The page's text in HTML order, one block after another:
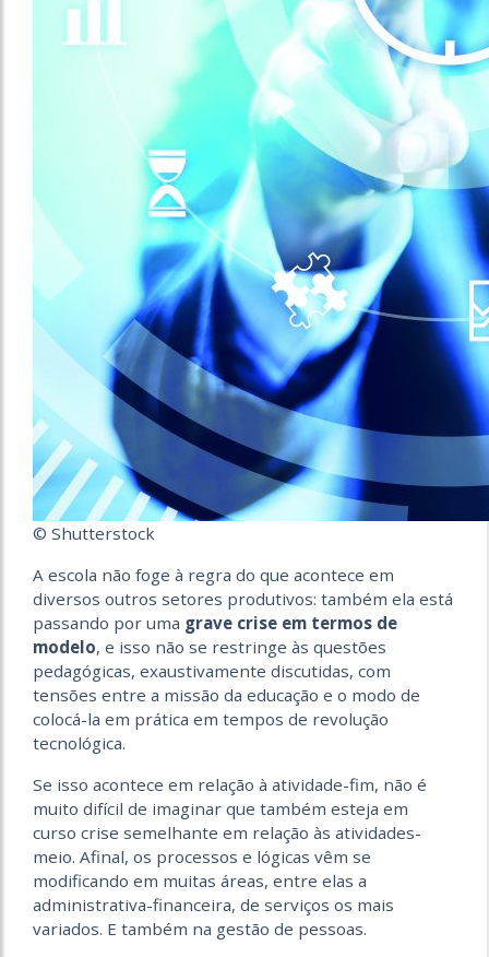
© Shutterstock
A escola não foge à regra do que acontece em
diversos outros setores produtivos: também ela está
passando por uma grave crise em termos de
modelo, e isso não se restringe às questões
pedagógicas, exaustivamente discutidas, com
tensões entre a missão da educação e o modo de
colocá-la em prática em tempos de revolução
tecnológica.
Se isso acontece em relação à atividade-fim, não é
muito difícil de imaginar que também esteja em
curso crise semelhante em relação às atividades-
meio. Afinal, os processos e lógicas vêm se
modificando em muitas áreas, entre elas a
administrativa-financeira, de serviços os mais
variados. E também na gestão de pessoas.